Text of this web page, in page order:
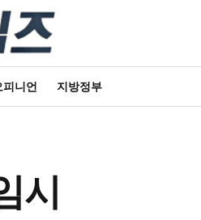
피니언 지방정부
시